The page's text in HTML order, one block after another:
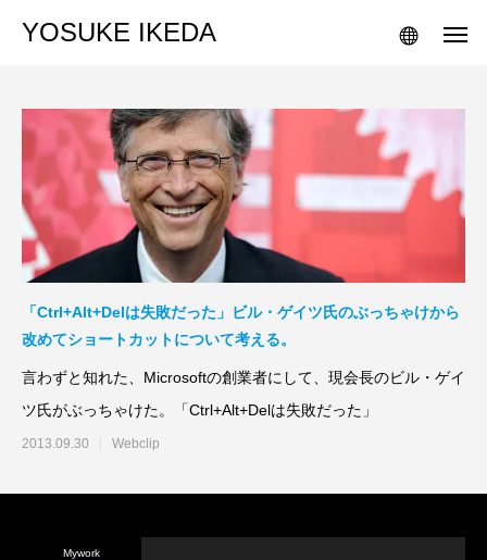
YOSUKE IKEDA
「Ctrl+Alt+Delは失敗だった」ビル・ゲイツ氏のぶっちゃけから
改めてショートカットについて考える。
言わずと知れた、Microsoftの創業者にして、現会長のビル・ゲイ
ツ氏がぶっちゃけた。「Ctrl+Alt+Delは失敗だった」
2013.09.30 Webclip
Mywork